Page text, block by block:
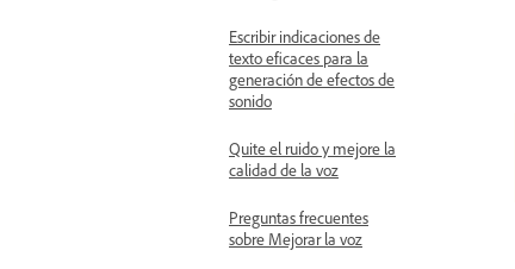
Escribir indicaciones de
texto eficaces para la
generación de efectos de
sonido
Quite el ruido y mejore la
calidad de la voz
Preguntas frecuentes
sobre Mejorar la voz